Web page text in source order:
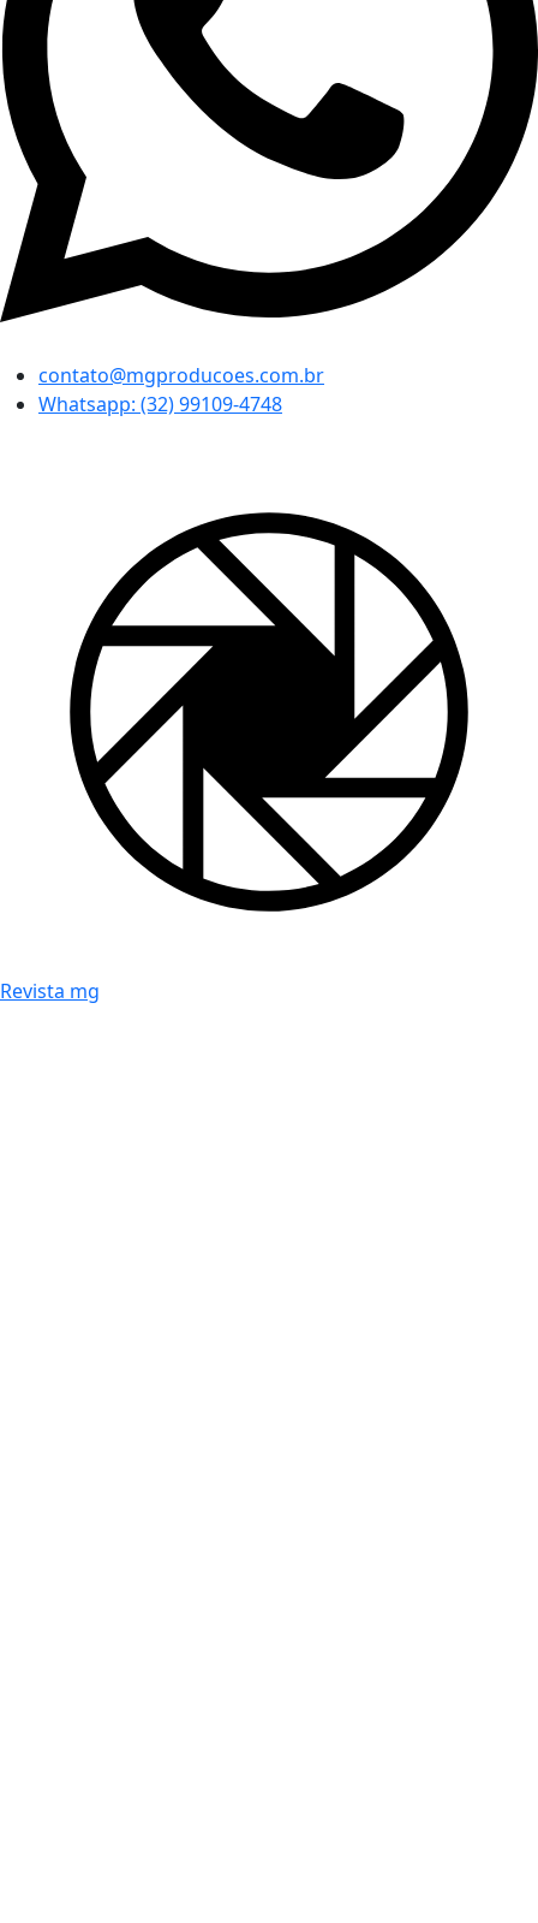
contato@mgproducoes.com.br
Whatsapp: (32) 99109-4748
Revista mg